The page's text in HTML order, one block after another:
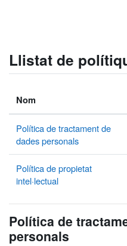
Llistat de
Nom
Política de tractament de
dades personals
Política de propietat
intel·lectual
Política de
personals